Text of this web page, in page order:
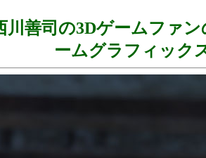
川善司の3Dゲームファ
ームグラフィック